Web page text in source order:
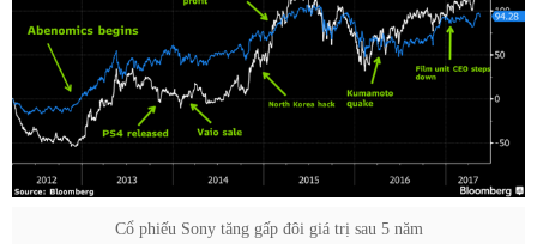
Cổ phiếu Sony tăng gấp đôi giá trị sau 5 năm